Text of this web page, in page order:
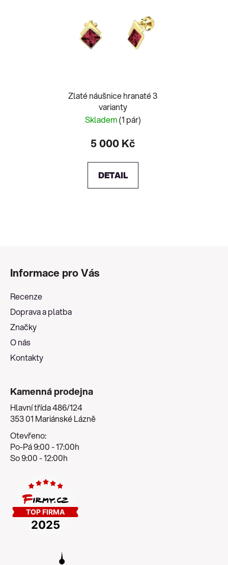
Zlaté náušnice hranaté 3
varianty
Skladem(1 pár)
5 000 Kč
DETAIL
Informace pro Vás
Recenze
Doprava a platba
Značky
O nás
Kontakty
Kamenná prodejna
Hlavní třída 486/124
353 01 Mariánské Lázně
Otevřeno:
Po-Pá 9:00 - 17:00h
So 9:00 - 12:00h